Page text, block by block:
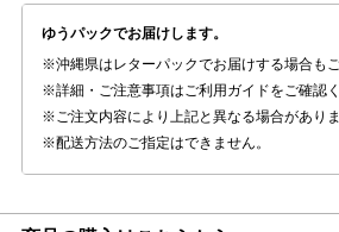
ゆうパックでお届けします。
沖縄県はレターパックでお届けする場合も
詳細・ご注意事項はご利用ガイドをご確認く
ご注文内容により上記と異なる場合がありま
配送方法のご指定はできません。